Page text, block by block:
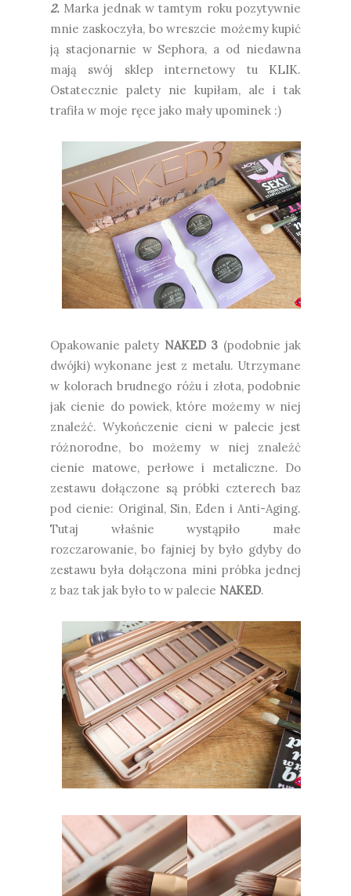
2. Marka jednak w tamtym roku pozytywnie
mnie zaskoczyła, bo wreszcie możemy kupić
ją stacjonarnie w Sephora, a od niedawna
mają swój sklep internetowy tu KLIK.
Ostatecznie palety nie kupiłam, ale i tak
trafiła w moje ręce jako mały upominek :)
Opakowanie palety NAKED 3 (podobnie jak
dwójki) wykonane jest z metalu. Utrzymane
w kolorach brudnego różu i złota, podobnie
jak cienie do powiek, które możemy w niej
znaleźć. Wykończenie cieni w palecie jest
różnorodne, bo możemy w niej znaleźć
cienie matowe, perłowe i metaliczne. Do
zestawu dołączone są próbki czterech baz
pod cienie: Original, Sin, Eden i Anti-Aging.
Tutaj właśnie wystąpiło małe
rozczarowanie, bo fajniej by było gdyby do
zestawu była dołączona mini próbka jednej
z baz tak jak było to w palecie NAKED.